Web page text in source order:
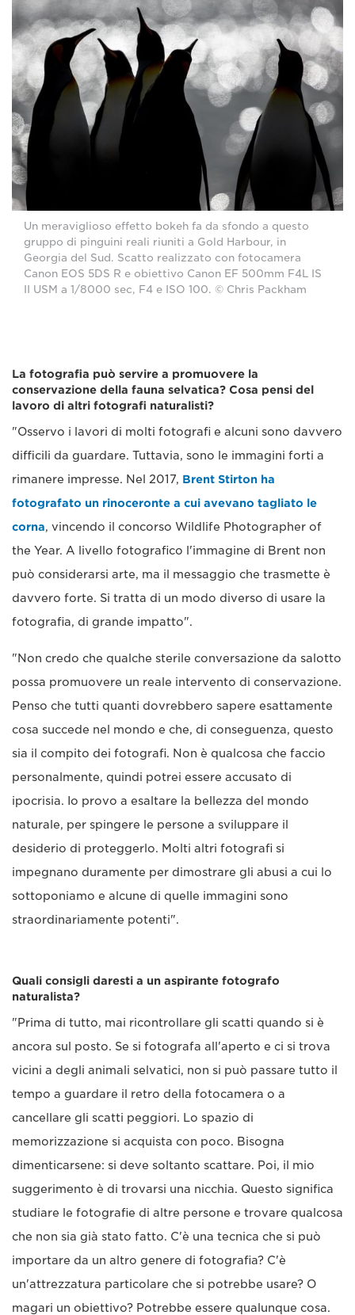
Un meraviglioso effetto bokeh fa da sfondo a questo
gruppo di pinguini reali riuniti a Gold Harbour, in
Georgia del Sud. Scatto realizzato con fotocamera
Canon EOS 5DS R e obiettivo Canon EF 500mm F4L IS
II USM a 1/8000 sec, F4 e ISO 100. © Chris Packham
La fotografia può servire a promuovere la
conservazione della fauna selvatica? Cosa pensi del
lavoro di altri fotografi naturalisti?
"Osservo i lavori di molti fotografi e alcuni sono davvero
difficili da guardare. Tuttavia, sono le immagini forti a
rimanere impresse. Nel 2017, Brent Stirton ha
fotografato un rinoceronte a cui avevano tagliato le
corna, vincendo il concorso Wildlife Photographer of
the Year. A livello fotografico l'immagine di Brent non
può considerarsi arte, ma il messaggio che trasmette è
davvero forte. Si tratta di un modo diverso di usare la
fotografia, di grande impatto".
"Non credo che qualche sterile conversazione da salotto
possa promuovere un reale intervento di conservazione.
Penso che tutti quanti dovrebbero sapere esattamente
cosa succede nel mondo e che, di conseguenza, questo
sia il compito dei fotografi. Non è qualcosa che faccio
personalmente, quindi potrei essere accusato di
ipocrisia. Io provo a esaltare la bellezza del mondo
naturale, per spingere le persone a sviluppare il
desiderio di proteggerlo. Molti altri fotografi si
impegnano duramente per dimostrare gli abusi a cui lo
sottoponiamo e alcune di quelle immagini sono
straordinariamente potenti".
Quali consigli daresti a un aspirante fotografo
naturalista?
"Prima di tutto, mai ricontrollare gli scatti quando si è
ancora sul posto. Se si fotografa all'aperto e ci si trova
vicini a degli animali selvatici, non si può passare tutto il
tempo a guardare il retro della fotocamera o a
cancellare gli scatti peggiori. Lo spazio di
memorizzazione si acquista con poco. Bisogna
dimenticarsene: si deve soltanto scattare. Poi, il mio
suggerimento è di trovarsi una nicchia. Questo significa
studiare le fotografie di altre persone e trovare qualcosa
che non sia già stato fatto. C'è una tecnica che si può
importare da un altro genere di fotografia? C'è
un'attrezzatura particolare che si potrebbe usare? O
magari un obiettivo? Potrebbe essere qualunque cosa.